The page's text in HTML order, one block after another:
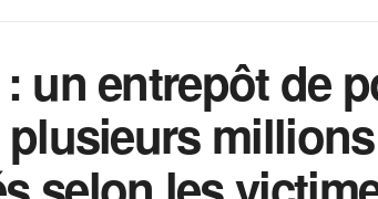
: un entrepôt de
plusieurs